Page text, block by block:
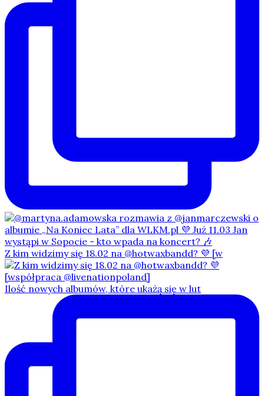
Z kim widzimy się 18.02 na @hotwaxbandd? 💜 [w
Ilość nowych albumów, które ukażą się w lut